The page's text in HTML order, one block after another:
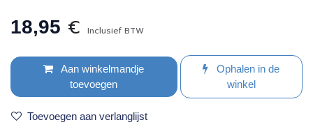
18,95 € Inclusief BTW
Aan winkelmandje
toevoegen
Ophalen in de
winkel
Toevoegen aan verlanglijst